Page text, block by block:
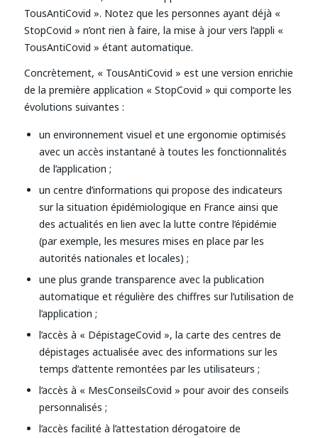
TousAntiCovid ». Notez que les personnes ayant déjà «
StopCovid » n’ont rien à faire, la mise à jour vers l’appli «
TousAntiCovid » étant automatique.
Concrètement, « TousAntiCovid » est une version enrichie
de la première application « StopCovid » qui comporte les
évolutions suivantes :
un environnement visuel et une ergonomie optimisés
avec un accès instantané à toutes les fonctionnalités
de l’application ;
un centre d’informations qui propose des indicateurs
sur la situation épidémiologique en France ainsi que
des actualités en lien avec la lutte contre l’épidémie
(par exemple, les mesures mises en place par les
autorités nationales et locales) ;
une plus grande transparence avec la publication
automatique et régulière des chiffres sur l’utilisation de
l’application ;
l’accès à « DépistageCovid », la carte des centres de
dépistages actualisée avec des informations sur les
temps d’attente remontées par les utilisateurs ;
l’accès à « MesConseilsCovid » pour avoir des conseils
personnalisés ;
l’accès facilité à l’attestation dérogatoire de